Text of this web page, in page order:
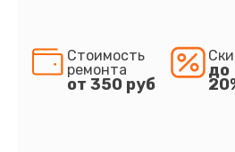
Стоимость
ремонта
от 350 руб
до